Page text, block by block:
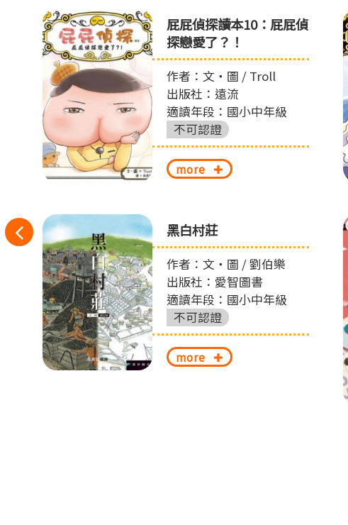
往
左
切
換
屁屁偵探讀本10：屁屁偵
探戀愛了？！
作者：文‧圖 / Troll
出版社：遠流
適讀年段：國小中年級
不可認證
more
黑白村莊
作者：文‧圖 / 劉伯樂
出版社：愛智圖書
適讀年段：國小中年級
不可認證
more